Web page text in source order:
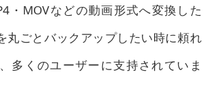
・MOVなどの動画形式へ変換した
丸ごとバックアップしたい時に頼れ
多くのユーザーに支持されていま